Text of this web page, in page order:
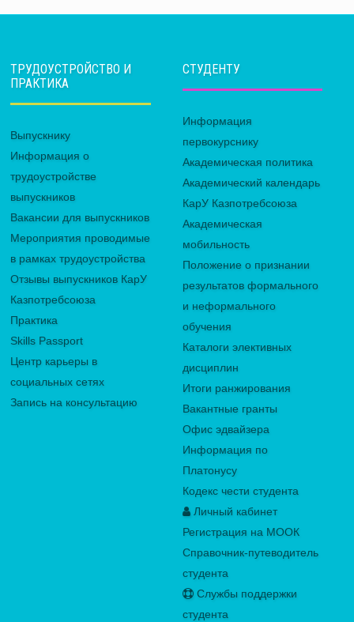
ТРУДОУСТРОЙСТВО И
ПРАКТИКА
Выпускнику
Информация о
трудоустройстве
выпускников
Вакансии для выпускников
Мероприятия проводимые
в рамках трудоустройства
Отзывы выпускников КарУ
Казпотребсоюза
Практика
Skills Passport
Центр карьеры в
социальных сетях
Запись на консультацию
СТУДЕНТУ
Информация
первокурснику
Академическая политика
Академический календарь
КарУ Казпотребсоюза
Академическая
мобильность
Положение о признании
результатов формального
и неформального
обучения
Каталоги элективных
дисциплин
Итоги ранжирования
Вакантные гранты
Офис эдвайзера
Информация по
Платонусу
Кодекс чести студента
Личный кабинет
Регистрация на МООК
Справочник-путеводитель
студента
Службы поддержки
студента